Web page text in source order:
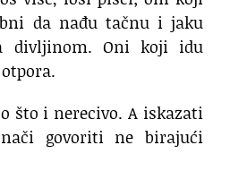
da nađu tačnu i jaku
divljinom. Oni koji idu
što i nerecivo. A iskazati
govoriti ne birajući